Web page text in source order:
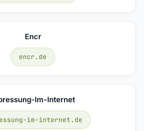
Encr
encr.de
Im-Internet
im-internet.de